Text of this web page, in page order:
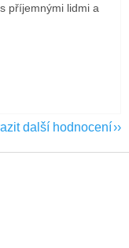
příjemnými lidmi a
hvězdiček.
další hodnocení